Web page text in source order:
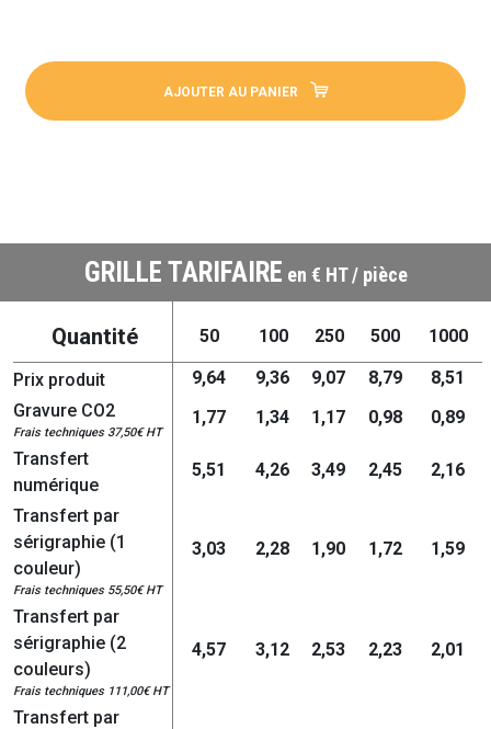
AJOUTER AU PANIER
GRILLE TARIFAIRE en € HT / pièce
Quantité 50 100 250 500 1000
Prix produit 9,64 9,36 9,07 8,79
8,51
Gravure CO2
Frais techniques 37,50€ HT
1,77 1,34 1,17 0,98
0,89
Transfert
numérique
5,51 4,26 3,49 2,45 2,16
Transfert par
sérigraphie (1
couleur)
Frais techniques 55,50€ HT
3,03 2,28 1,90 1,72 1,59
Transfert par
sérigraphie (2
couleurs)
Frais techniques 111,00€ HT
4,57 3,12 2,53 2,23 2,01
Transfert par